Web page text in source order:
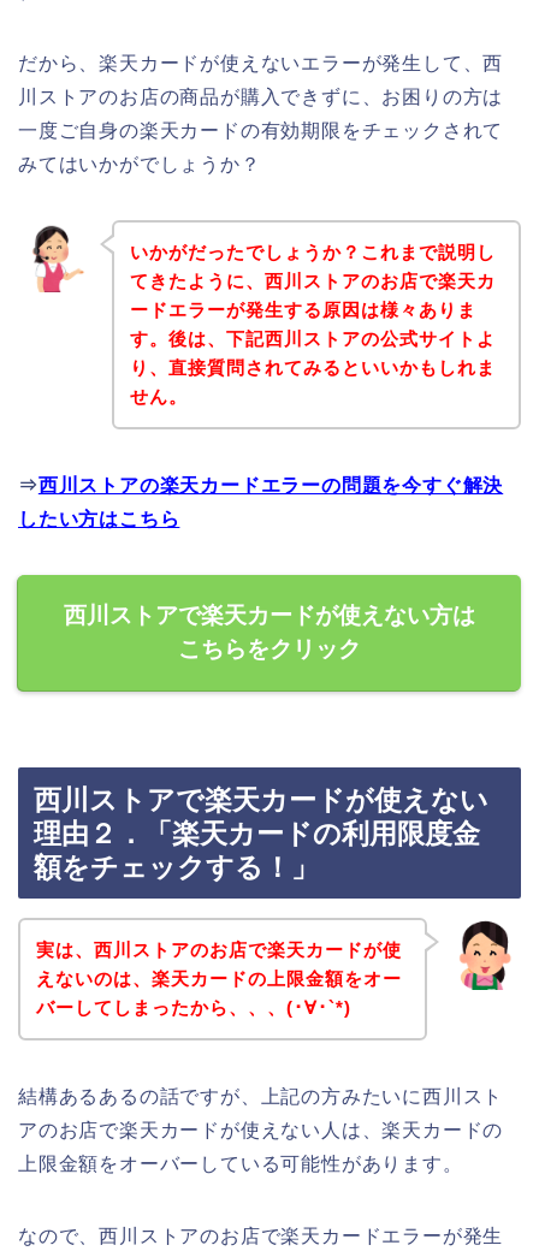
だから、楽天カードが使えないエラーが発生して、西
川ストアのお店の商品が購入できずに、お困りの方は
一度ご自身の楽天カードの有効期限をチェックされて
みてはいかがでしょうか？
いかがだったでしょうか？これまで説明し
てきたように、西川ストアのお店で楽天カ
ードエラーが発生する原因は様々ありま
す。後は、下記西川ストアの公式サイトよ
り、直接質問されてみるといいかもしれま
せん。
⇒西川ストアの楽天カードエラーの問題を今すぐ解決
したい方はこちら
西川ストアで楽天カードが使えない方は
こちらをクリック
西川ストアで楽天カードが使えない
理由２．「楽天カードの利用限度金
額をチェックする！」
実は、西川ストアのお店で楽天カードが使
えないのは、楽天カードの上限金額をオー
バーしてしまったから、、、(･∀･`*)
結構あるあるの話ですが、上記の方みたいに西川スト
アのお店で楽天カードが使えない人は、楽天カードの
上限金額をオーバーしている可能性があります。
なので、西川ストアのお店で楽天カードエラーが発生